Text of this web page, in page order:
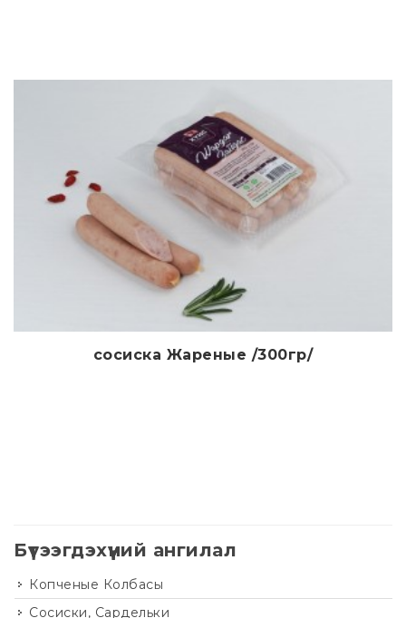
Дэлгэрэнгүй
сосиска Жареные /300гр/
Бүтээгдэхүүний ангилал
Копченые Колбасы
Сосиски, Сардельки